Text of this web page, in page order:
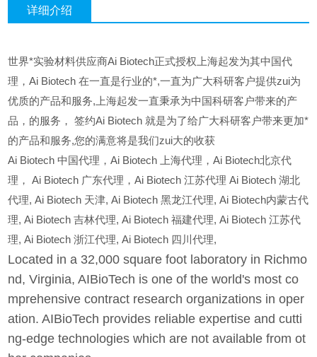
详细介绍
世界*实验材料供应商Ai Biotech正式授权上海起发为其中国代
理，Ai Biotech 在一直是行业的*,一直为广大科研客户提供zui为
优质的产品和服务,上海起发一直秉承为中国科研客户带来的产
品，的服务，
签约Ai Biotech 就是为了给广大科研客户带来更加*
的产品和服务,您的满意将是我们zui大的收获
Ai Biotech中国代理，Ai Biotech 上海代理，Ai Biotech北京代
理， Ai Biotech 广东代理，Ai Biotech 江苏代理 Ai Biotech 湖北
代理, Ai Biotech 天津, Ai Biotech黑龙江代理, Ai Biotech内蒙古代
理, Ai Biotech吉林代理, Ai Biotech福建代理, Ai Biotech江苏代
理, Ai Biotech浙江代理, Ai Biotech 四川代理,
Located in a 32,000 square foot laboratory in Richmo
nd, Virginia, AIBioTech is one of the world's most co
mprehensive contract research organizations in oper
ation. AIBioTech provides reliable expertise and cutti
ng-edge technologies which are not available from ot